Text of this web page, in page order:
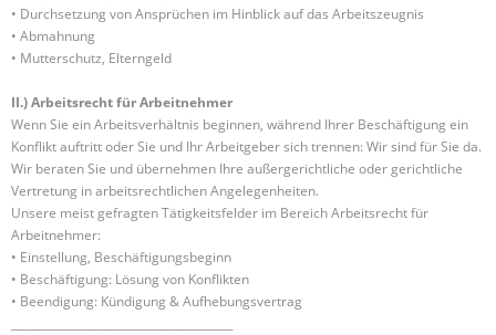
• Durchsetzung von Ansprüchen im Hinblick auf das Arbeitszeugnis
• Abmahnung
• Mutterschutz, Elterngeld
II.) Arbeitsrecht für Arbeitnehmer
Wenn Sie ein Arbeitsverhältnis beginnen, während Ihrer Beschäftigung ein
Konflikt auftritt oder Sie und Ihr Arbeitgeber sich trennen: Wir sind für Sie da.
Wir beraten Sie und übernehmen Ihre außergerichtliche oder gerichtliche
Vertretung in arbeitsrechtlichen Angelegenheiten.
Unsere meist gefragten Tätigkeitsfelder im Bereich Arbeitsrecht für
Arbeitnehmer:
• Einstellung, Beschäftigungsbeginn
• Beschäftigung: Lösung von Konflikten
• Beendigung: Kündigung & Aufhebungsvertrag